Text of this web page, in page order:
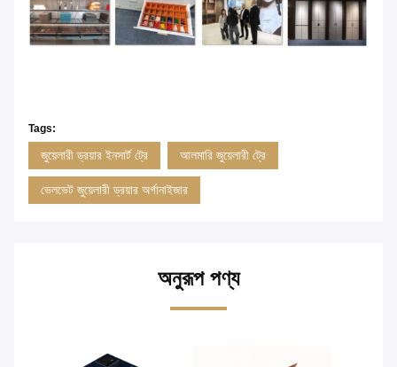
Tags:
জুয়েলারী ড্রয়ার ইনসার্ট ট্রে আলমারি জুয়েলারী ট্রে
ভেলভেট জুয়েলারী ড্রয়ার অর্গানাইজার
অনুরূপ পণ্য